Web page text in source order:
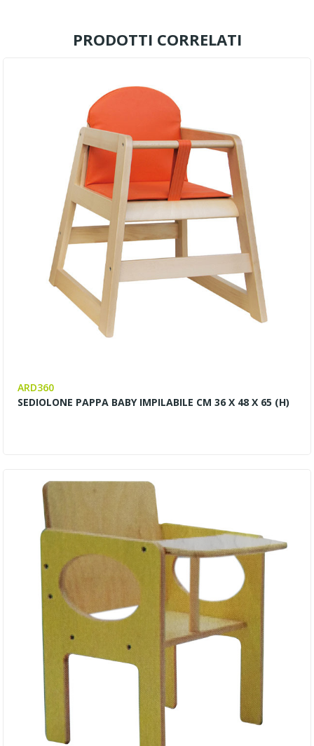
PRODOTTI CORRELATI
ARD360
SEDIOLONE PAPPA BABY IMPILABILE CM 36 X 48 X 65 (H)